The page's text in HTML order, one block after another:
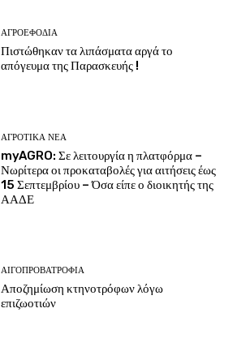
ΑΓΡΟΕΦΌΔΙΑ
Πιστώθηκαν τα λιπάσματα αργά το
απόγευμα της Παρασκευής !
ΑΓΡΟΤΙΚΆ ΝΈΑ
myAGRO: Σε λειτουργία η πλατφόρμα –
Νωρίτερα οι προκαταβολές για αιτήσεις έως
15 Σεπτεμβρίου – Όσα είπε ο διοικητής της
ΑΑΔΕ
ΑΙΓΟΠΡΟΒΑΤΡΟΦΊΑ
Αποζημίωση κτηνοτρόφων λόγω
επιζωοτιών